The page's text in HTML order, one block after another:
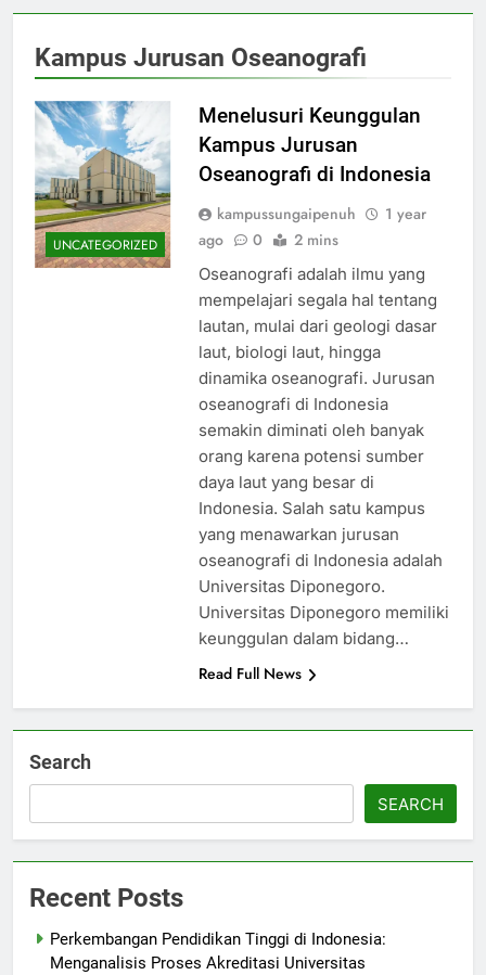
Kampus Jurusan Oseanografi
UNCATEGORIZED
Menelusuri Keunggulan
Kampus Jurusan
Oseanografi di Indonesia
kampussungaipenuh
1 year
ago
0 2 mins
Oseanografi adalah ilmu yang
mempelajari segala hal tentang
lautan, mulai dari geologi dasar
laut, biologi laut, hingga
dinamika oseanografi. Jurusan
oseanografi di Indonesia
semakin diminati oleh banyak
orang karena potensi sumber
daya laut yang besar di
Indonesia. Salah satu kampus
yang menawarkan jurusan
oseanografi di Indonesia adalah
Universitas Diponegoro.
Universitas Diponegoro memiliki
keunggulan dalam bidang…
Read Full News
Search
SEARCH
Recent Posts
Perkembangan Pendidikan Tinggi di Indonesia:
Menganalisis Proses Akreditasi Universitas